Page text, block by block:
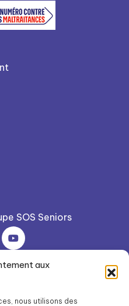
aux
nous utilisons des
SOS Seniors
du Groupe SOS